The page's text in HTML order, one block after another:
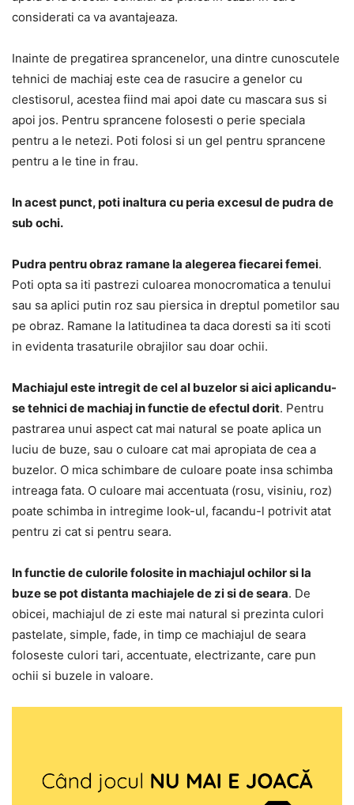
considerati ca va avantajeaza.
Inainte de pregatirea sprancenelor, una dintre cunoscutele
tehnici de machiaj este cea de rasucire a genelor cu
clestisorul, acestea fiind mai apoi date cu mascara sus si
apoi jos. Pentru sprancene folosesti o perie speciala
pentru a le netezi. Poti folosi si un gel pentru sprancene
pentru a le tine in frau.
In acest punct, poti inaltura cu peria excesul de pudra de
sub ochi.
Pudra pentru obraz ramane la alegerea fiecarei femei.
Poti opta sa iti pastrezi culoarea monocromatica a tenului
sau sa aplici putin roz sau piersica in dreptul pometilor sau
pe obraz. Ramane la latitudinea ta daca doresti sa iti scoti
in evidenta trasaturile obrajilor sau doar ochii.
Machiajul este intregit de cel al buzelor si aici aplicandu-
se tehnici de machiaj in functie de efectul dorit. Pentru
pastrarea unui aspect cat mai natural se poate aplica un
luciu de buze, sau o culoare cat mai apropiata de cea a
buzelor. O mica schimbare de culoare poate insa schimba
intreaga fata. O culoare mai accentuata (rosu, visiniu, roz)
poate schimba in intregime look-ul, facandu-l potrivit atat
pentru zi cat si pentru seara.
In functie de culorile folosite in machiajul ochilor si la
buze se pot distanta machiajele de zi si de seara. De
obicei, machiajul de zi este mai natural si prezinta culori
pastelate, simple, fade, in timp ce machiajul de seara
foloseste culori tari, accentuate, electrizante, care pun
ochii si buzele in valoare.